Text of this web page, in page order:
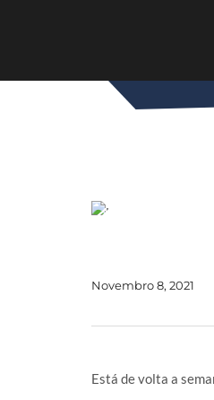
Novembro 8, 2021
Está de volta a